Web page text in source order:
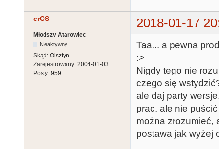
erOS 2018-01-17
Młodszy Atarowiec
Nieaktywny
Skąd: Olsztyn
Zarejestrowany: 2004-01-03
Posty: 959
Taa... a pewna
:>
Nigdy tego nie
czego się
ale daj party
prac, ale nie
można zrozumieć,
postawa jak wyżej